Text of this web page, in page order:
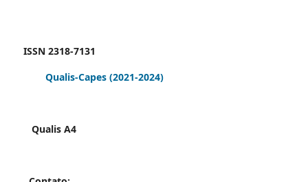
ISSN 2318-7131
Qualis-Capes (2021-2024)
Qualis A4